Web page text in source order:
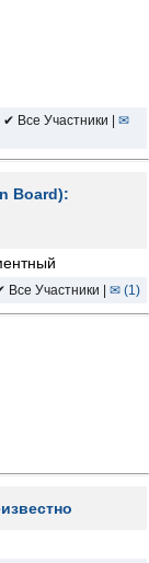
| ✔ Все Участники | ✉
Board):
Все Участники | ✉ (1)